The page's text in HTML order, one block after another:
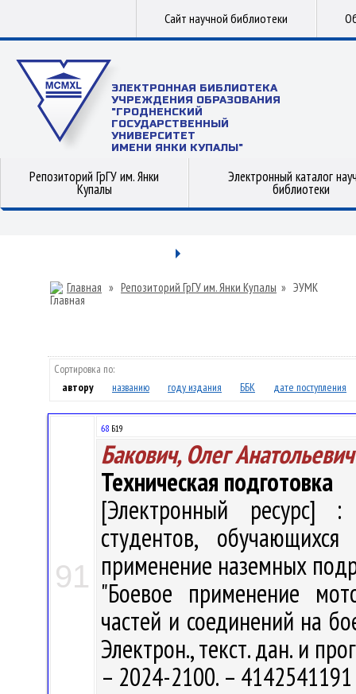
Сайт научной библиотеки
ЭЛЕКТРОННАЯ БИБЛИОТЕКА
УЧРЕЖДЕНИЯ ОБРАЗОВАНИЯ
"ГРОДНЕНСКИЙ
ГОСУДАРСТВЕННЫЙ
УНИВЕРСИТЕТ
ИМЕНИ ЯНКИ КУПАЛЫ"
Репозиторий ГрГУ им. Янки
Купалы
Электронный каталог
библиотеки
Главная » Репозиторий ГрГУ им. Янки Купалы » ЭУМК
Сортировка по:
автору
названию году издания ББК дате поступления
91
68 Б19
Бакович, Олег Анатольевич
Техническая подготовка
[Электронный ресурс] :
студентов,
применение наземных
"Боевое применение
частей и соединений на
Электрон., текст. дан. и
– 2024-2100. –